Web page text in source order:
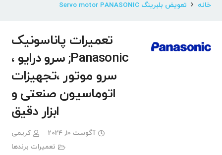
خانه تعویض بلبرینگ Servo motor PANASONIC
تعمیرات پاناسونیک
Panasonic; سرو درایو ،
سرو موتور ،تجهیزات
اتوماسیون صنعتی و
ابزار دقیق
آگوست 10, 2024
کریمی
تعمیرات برندها